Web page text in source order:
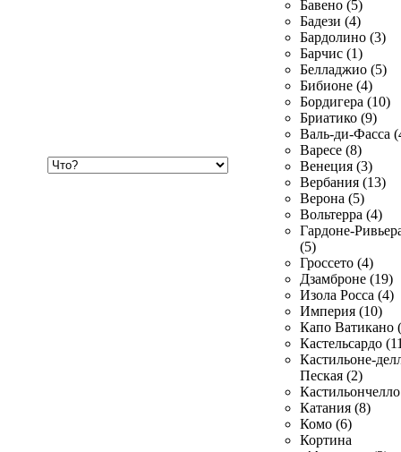
Бавено (5)
Бадези (4)
Бардолино (3)
Барчис (1)
Белладжио (5)
Бибионе (4)
Бордигера (10)
Бриатико (9)
Валь-ди-Фасса
Варесе (8)
Венеция (3)
Вербания (13)
Верона (5)
Вольтерра (4)
Гардоне-
(5)
Гроссето (4)
Дзамброне (19)
Изола Росса (4)
Империя (10)
Капо Ватикано
Кастельсардо
Кастильоне-
Пеская (2)
Катания (8)
Комо (6)
Кортина